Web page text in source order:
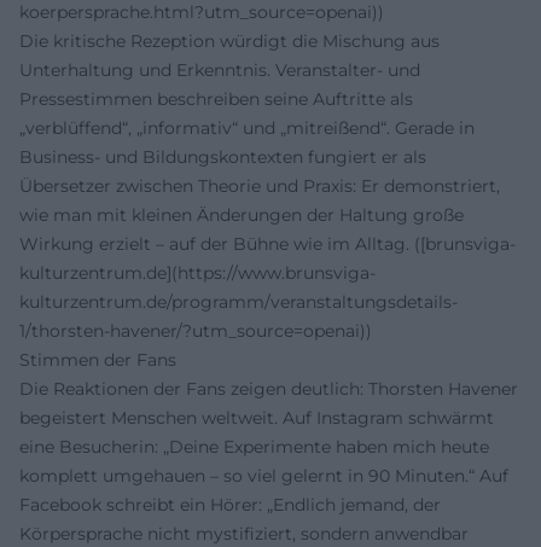
koerpersprache.html?utm_source=openai))
Die kritische Rezeption würdigt die Mischung aus
Unterhaltung und Erkenntnis. Veranstalter- und
Pressestimmen beschreiben seine Auftritte als
„verblüffend“, „informativ“ und „mitreißend“. Gerade in
Business- und Bildungskontexten fungiert er als
Übersetzer zwischen Theorie und Praxis: Er demonstriert,
wie man mit kleinen Änderungen der Haltung große
Wirkung erzielt – auf der Bühne wie im Alltag. ([brunsviga-
kulturzentrum.de](https://www.brunsviga-
kulturzentrum.de/programm/veranstaltungsdetails-
1/thorsten-havener/?utm_source=openai))
Stimmen der Fans
Die Reaktionen der Fans zeigen deutlich: Thorsten Havener
begeistert Menschen weltweit. Auf Instagram schwärmt
eine Besucherin: „Deine Experimente haben mich heute
komplett umgehauen – so viel gelernt in 90 Minuten.“ Auf
Facebook schreibt ein Hörer: „Endlich jemand, der
Körpersprache nicht mystifiziert, sondern anwendbar